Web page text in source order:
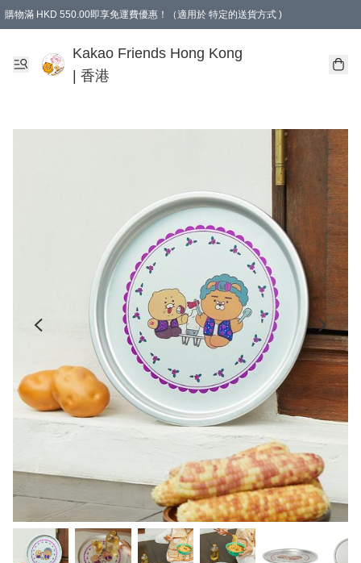
購物滿 HKD 550.00即享免運費優惠！（適用於 特定的送貨方式 )
Kakao Friends Hong Kong
| 香港